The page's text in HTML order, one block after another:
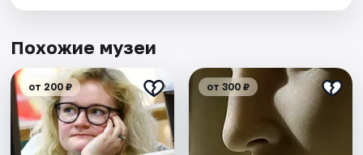
Похожие музеи
от 200 ₽ от 300 ₽